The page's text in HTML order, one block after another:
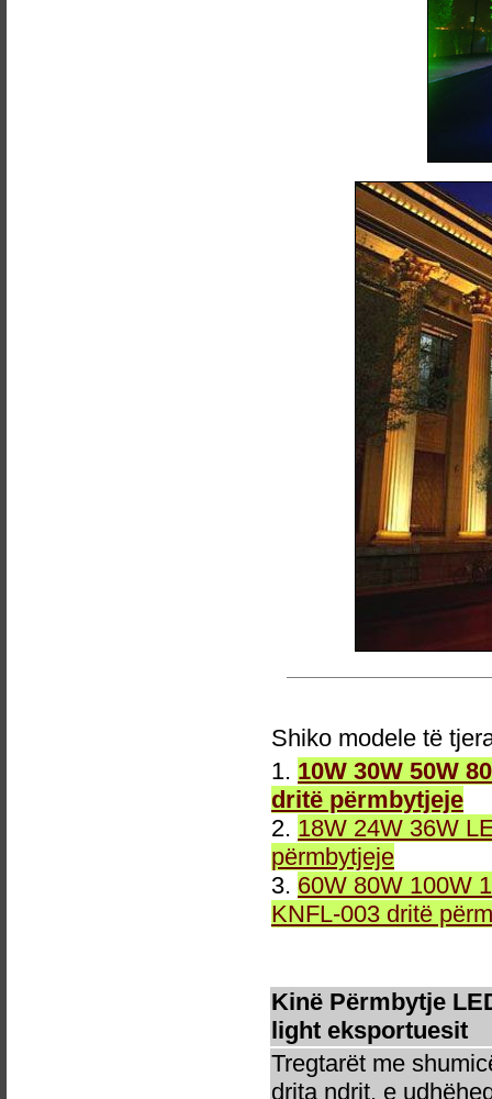
Shiko modele të
1. 10W 30W 50W
dritë përmbytjeje
2. 18W 24W 36W
përmbytjeje
3. 60W 80W 100W
KNFL-003 dritë
Kinë Përmbytje
light eksportuesit
Tregtarët me
drita ndrit, e